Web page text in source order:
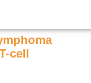
cell